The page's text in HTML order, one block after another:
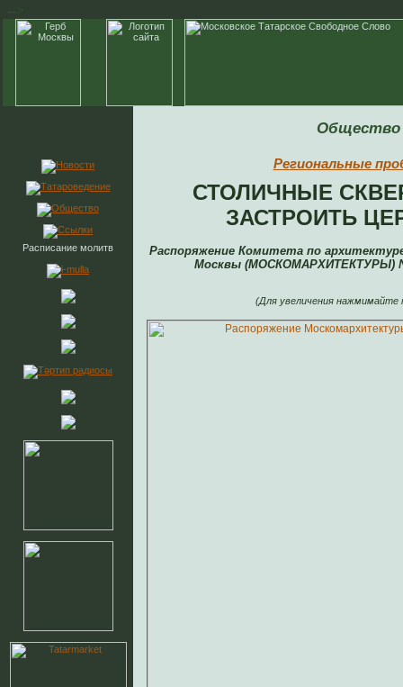
Расписание молитв
Общество
Региональные
СТОЛИЧНЫЕ
ЗАСТРОИТЬ
Распоряжение Комитета по
Москвы (МОСКОМАРХИТЕКТУРЫ) №
(Для увеличения нажмимайте